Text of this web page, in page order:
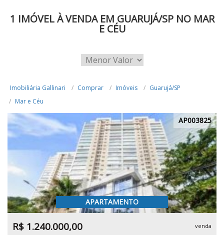
1 IMÓVEL À VENDA EM GUARUJÁ/SP NO MAR
E CÉU
Imobiliária Gallinari Comprar Imóveis
Guarujá/SP
Mar e Céu
AP003825
APARTAMENTO
R$ 1.240.000,00 venda